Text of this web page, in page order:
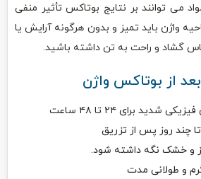
می توانند بر نتایج بوتاکس تأثیر منفی
واژن باید تمیز و بدون هرگونه آرایش یا
گشاد و راحت به تن داشته باشید.
از بوتاکس واژن
شدید برای ۲۴ تا ۴۸ ساعت
چند روز پس از تزریق
و خشک نگه داشته شود.
و طولانی مدت